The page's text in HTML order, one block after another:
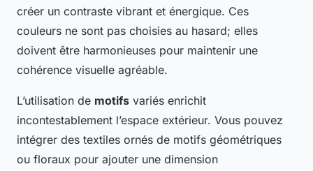
créer un contraste vibrant et énergique. Ces
couleurs ne sont pas choisies au hasard; elles
doivent être harmonieuses pour maintenir une
cohérence visuelle agréable.
L’utilisation de motifs variés enrichit
incontestablement l’espace extérieur. Vous pouvez
intégrer des textiles ornés de motifs géométriques
ou floraux pour ajouter une dimension